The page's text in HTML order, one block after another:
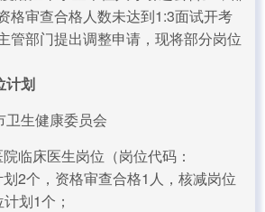
格审查合格人数未达到1:3面试开考
管部门提出调整申请，现将部分岗位
计划
卫生健康委员会
临床医生岗位（岗位代码：
2个，资格审查合格1人，核减岗位
划1个；